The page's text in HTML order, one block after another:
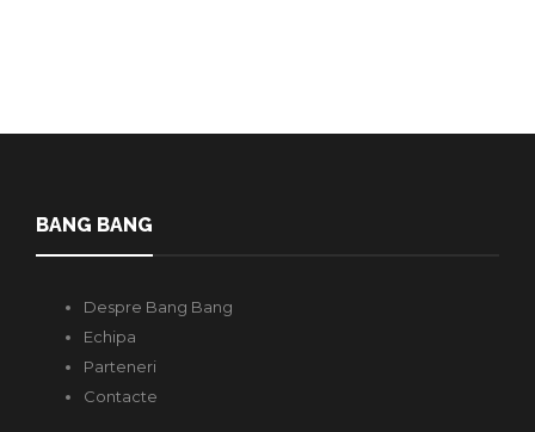
BANG BANG
Despre Bang Bang
Echipa
Parteneri
Contacte